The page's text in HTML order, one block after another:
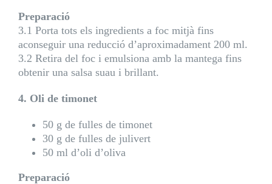
Preparació
3.1 Porta tots els ingredients a foc mitjà fins
aconseguir una reducció d’aproximadament 200 ml.
3.2 Retira del foc i emulsiona amb la mantega fins
obtenir una salsa suau i brillant.
4. Oli de timonet
50 g de fulles de timonet
30 g de fulles de julivert
50 ml d’oli d’oliva
Preparació